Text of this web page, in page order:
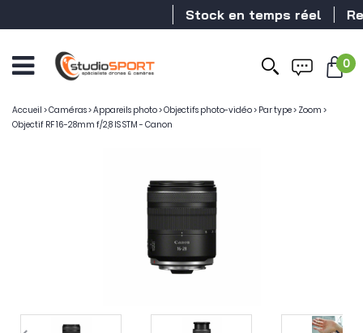
Stock en temps réel
0
Accueil >Caméras>Appareils photo>Objectifs photo-vidéo> Par type> Zoom >
Objectif RF 16-28mm f/2,8 IS STM - Canon